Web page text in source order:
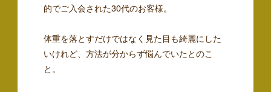
的でご入会された30代のお客様。
体重を落とすだけではなく見た目も綺麗にした
いけれど、方法が分からず悩んでいたとのこ
と。